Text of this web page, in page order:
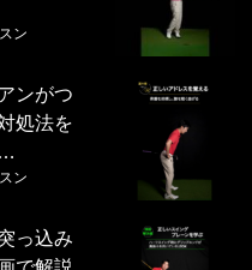
ン
ンがつ
処法を
ン
っ込み